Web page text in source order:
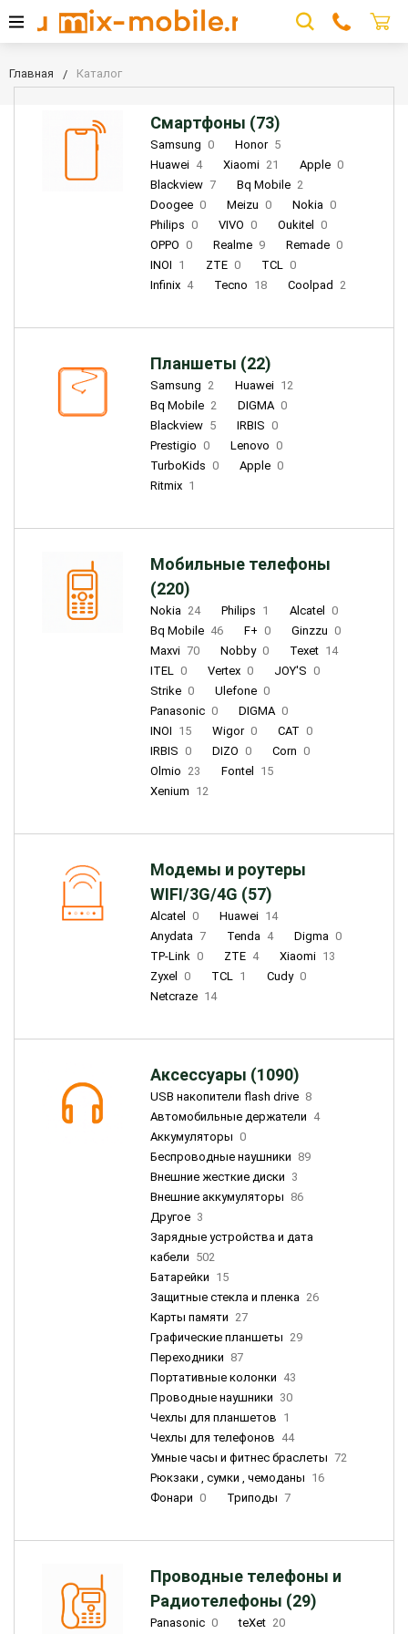
Главная Каталог
Смартфоны (73)
Samsung 0 Honor 5
Huawei 4 Xiaomi 21 Apple 0
Blackview 7 Bq Mobile 2
Doogee 0 Meizu 0 Nokia 0
Philips 0 VIVO 0 Oukitel
0
OPPO 0 Realme 9 Remade 0
INOI 1 ZTE 0 TCL 0
Infinix 4 Tecno 18 Coolpad 2
Планшеты (22)
Samsung 2 Huawei 12
Bq Mobile 2 DIGMA 0
Blackview 5 IRBIS 0
Prestigio 0 Lenovo 0
TurboKids 0 Apple 0
Ritmix 1
Мобильные телефоны
(220)
Nokia 24 Philips 1 Alcatel
0
Bq Mobile 46 F+ 0 Ginzzu 0
Maxvi 70 Nobby 0 Texet 14
ITEL 0 Vertex 0 JOY'S 0
Strike 0 Ulefone 0
Panasonic 0 DIGMA 0
INOI 15 Wigor 0 CAT 0
IRBIS 0 DIZO 0 Corn 0
Olmio 23 Fontel
15
Xenium 12
Модемы и роутеры
WIFI/3G/4G (57)
Alcatel 0 Huawei 14
Anydata 7 Tenda 4 Digma 0
TP-Link 0 ZTE 4 Xiaomi 13
Zyxel
0 TCL 1 Cudy 0
Netcraze 14
Аксессуары (1090)
USB накопители flash drive 8
Автомобильные держатели 4
Аккумуляторы 0
Беспроводные наушники 89
Внешние жесткие диски 3
Внешние аккумуляторы 86
Другое 3
Зарядные устройства и дата
кабели 502
Батарейки 15
Защитные стекла и пленка 26
Карты памяти 27
Графические планшеты 29
Переходники 87
Портативные колонки 43
Проводные наушники 30
Чехлы для планшетов 1
Чехлы для телефонов 44
Умные часы и фитнес браслеты 72
Рюкзаки , сумки , чемоданы 16
Фонари 0 Триподы 7
Проводные телефоны и
Радиотелефоны (29)
Panasonic 0 teXet 20